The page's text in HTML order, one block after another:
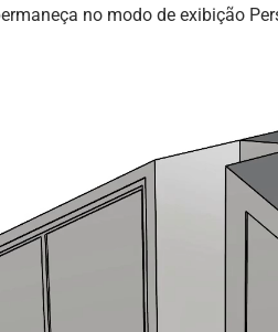
no modo de exibição